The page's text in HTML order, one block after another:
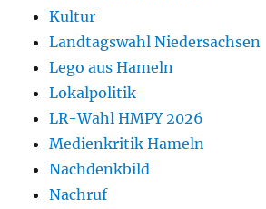
Kultur
Landtagswahl Niedersachsen
Lego aus Hameln
Lokalpolitik
LR-Wahl HMPY 2026
Medienkritik Hameln
Nachdenkbild
Nachruf